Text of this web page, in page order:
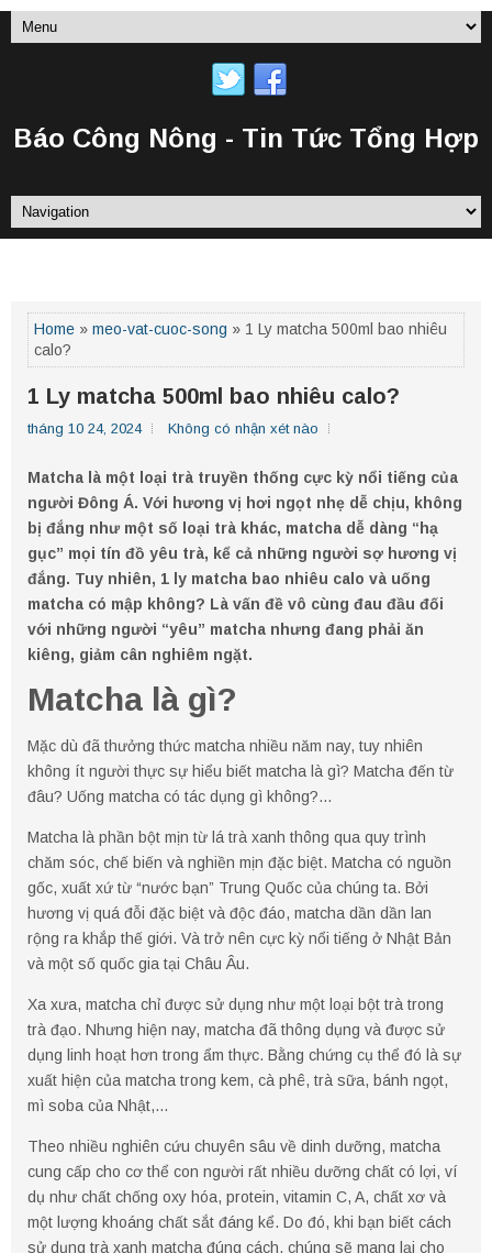
Báo Công Nông - Tin Tức Tổng Hợp
Home » meo-vat-cuoc-song » 1 Ly matcha 500ml bao nhiêu
calo?
1 Ly matcha 500ml bao nhiêu calo?
tháng 10 24, 2024 Không có nhận xét nào
Matcha là một loại trà truyền thống cực kỳ nổi tiếng của
người Đông Á. Với hương vị hơi ngọt nhẹ dễ chịu, không
bị đắng như một số loại trà khác, matcha dễ dàng “hạ
gục” mọi tín đồ yêu trà, kể cả những người sợ hương vị
đắng. Tuy nhiên, 1 ly matcha bao nhiêu calo và uống
matcha có mập không? Là vấn đề vô cùng đau đầu đối
với những người “yêu” matcha nhưng đang phải ăn
kiêng, giảm cân nghiêm ngặt.
Matcha là gì?
Mặc dù đã thưởng thức matcha nhiều năm nay, tuy nhiên
không ít người thực sự hiểu biết matcha là gì? Matcha đến từ
đâu? Uống matcha có tác dụng gì không?…
Matcha là phần bột mịn từ lá trà xanh thông qua quy trình
chăm sóc, chế biến và nghiền mịn đặc biệt. Matcha có nguồn
gốc, xuất xứ từ “nước bạn” Trung Quốc của chúng ta. Bởi
hương vị quá đỗi đặc biệt và độc đáo, matcha dần dần lan
rộng ra khắp thế giới. Và trở nên cực kỳ nổi tiếng ở Nhật Bản
và một số quốc gia tại Châu Âu.
Xa xưa, matcha chỉ được sử dụng như một loại bột trà trong
trà đạo. Nhưng hiện nay, matcha đã thông dụng và được sử
dụng linh hoạt hơn trong ẩm thực. Bằng chứng cụ thể đó là sự
xuất hiện của matcha trong kem, cà phê, trà sữa, bánh ngọt,
mì soba của Nhật,…
Theo nhiều nghiên cứu chuyên sâu về dinh dưỡng, matcha
cung cấp cho cơ thể con người rất nhiều dưỡng chất có lợi, ví
dụ như chất chống oxy hóa, protein, vitamin C, A, chất xơ và
một lượng khoáng chất sắt đáng kể. Do đó, khi bạn biết cách
sử dụng trà xanh matcha đúng cách, chúng sẽ mang lại cho